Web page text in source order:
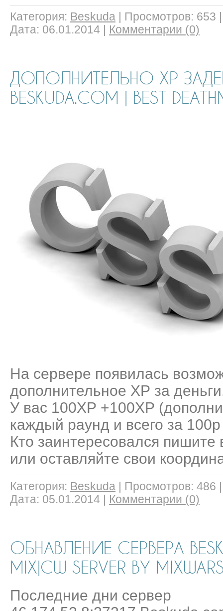
Категория: Beskuda Просмотров: 653
Дата: 06.01.2014 Комментарии (0)
ДОПОЛНИТЕЛЬНО XP
BESKUDA.COM | BEST
На сервере появилась
дополнительное ХР за
У вас 100ХР +100ХР
каждый раунд и всего за
Кто заинтересовался пишите
или оставляйте свои
Категория: Beskuda Просмотров: 486
Дата: 05.01.2014 Комментарии (0)
ОБНАВЛЕНИЕ СЕРВЕРА
MIX|CW SERVER BY
Последние дни сервер